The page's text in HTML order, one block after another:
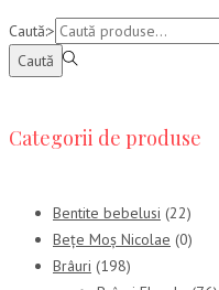
Caută:>
Caută
Categorii de produse
Bentite bebelusi (22)
Bețe Moș Nicolae (0)
Brâuri (198)